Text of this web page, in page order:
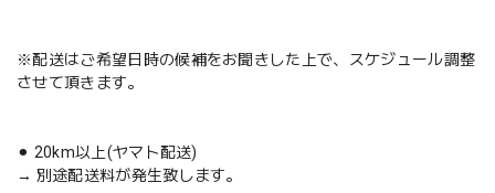
※配送はご希望日時の候補をお聞きした上で、スケジュール調整
させて頂きます。
⚫︎ 20km以上(ヤマト配送)
→ 別途配送料が発生致します。